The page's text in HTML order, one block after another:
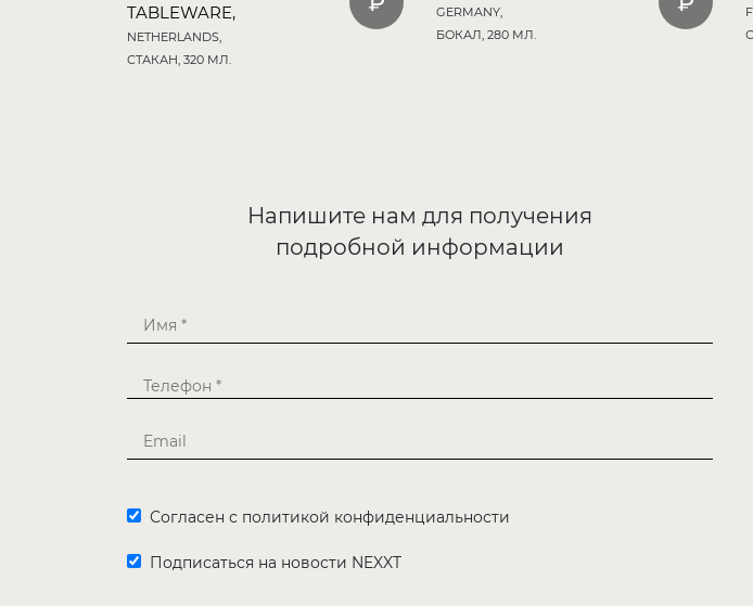
TABLEWARE,
NETHERLANDS,
СТАКАН, 320 МЛ.
GERMANY,
БОКАЛ, 280 МЛ.
Напишите нам для получения
подробной информации
Согласен с политикой конфиденциальности
Подписаться на новости NEXXT